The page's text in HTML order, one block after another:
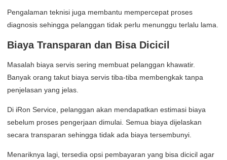
Pengalaman teknisi juga membantu mempercepat proses
diagnosis sehingga pelanggan tidak perlu menunggu terlalu lama.
Biaya Transparan dan Bisa Dicicil
Masalah biaya servis sering membuat pelanggan khawatir.
Banyak orang takut biaya servis tiba-tiba membengkak tanpa
penjelasan yang jelas.
Di iRon Service, pelanggan akan mendapatkan estimasi biaya
sebelum proses pengerjaan dimulai. Semua biaya dijelaskan
secara transparan sehingga tidak ada biaya tersembunyi.
Menariknya lagi, tersedia opsi pembayaran yang bisa dicicil agar